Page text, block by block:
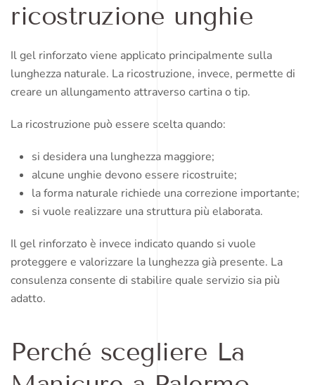
ricostruzione unghie
Il gel rinforzato viene applicato principalmente sulla
lunghezza naturale. La ricostruzione, invece, permette di
creare un allungamento attraverso cartina o tip.
La ricostruzione può essere scelta quando:
si desidera una lunghezza maggiore;
alcune unghie devono essere ricostruite;
la forma naturale richiede una correzione importante;
si vuole realizzare una struttura più elaborata.
Il gel rinforzato è invece indicato quando si vuole
proteggere e valorizzare la lunghezza già presente. La
consulenza consente di stabilire quale servizio sia più
adatto.
Perché scegliere La